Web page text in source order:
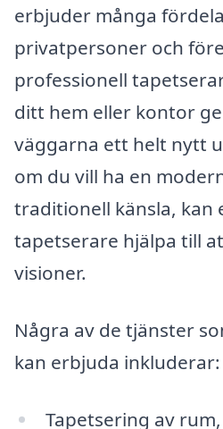
erbjuder många
privatpersoner och
professionell
ditt hem eller kontor
väggarna ett helt nytt
om du vill ha en
traditionell känsla, kan
tapetserare hjälpa till
visioner.
Några av de tjänster
kan erbjuda inkluderar:
Tapetsering av